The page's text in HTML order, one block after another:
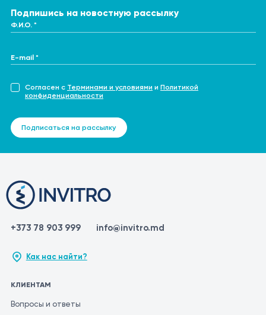
Подпишись на новостную рассылку
Ф.И.О. *
E-mail *
Согласен с Терминами и условиями и Политикой
конфиденциальности
Подписаться на рассылку
+373 78 903 999 info@invitro.md
Как нас найти?
КЛИЕНТАМ
Вопросы и ответы